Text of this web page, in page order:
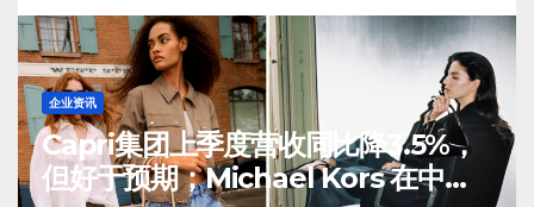
企业资讯
Capri集团上季度营收同比降3.5%，
但好于预期；Michael Kors 在中国